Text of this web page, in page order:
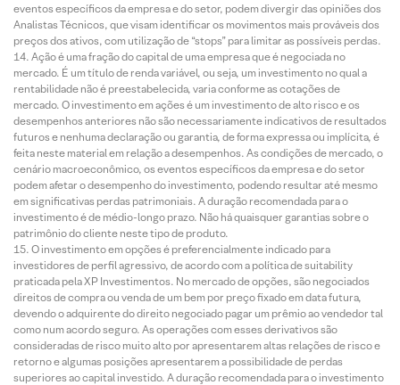
eventos específicos da empresa e do setor, podem divergir das opiniões dos
Analistas Técnicos, que visam identificar os movimentos mais prováveis dos
preços dos ativos, com utilização de “stops” para limitar as possíveis perdas.
Ação é uma fração do capital de uma empresa que é negociada no
mercado. É um título de renda variável, ou seja, um investimento no qual a
rentabilidade não é preestabelecida, varia conforme as cotações de
mercado. O investimento em ações é um investimento de alto risco e os
desempenhos anteriores não são necessariamente indicativos de resultados
futuros e nenhuma declaração ou garantia, de forma expressa ou implícita, é
feita neste material em relação a desempenhos. As condições de mercado, o
cenário macroeconômico, os eventos específicos da empresa e do setor
podem afetar o desempenho do investimento, podendo resultar até mesmo
em significativas perdas patrimoniais. A duração recomendada para o
investimento é de médio-longo prazo. Não há quaisquer garantias sobre o
patrimônio do cliente neste tipo de produto.
O investimento em opções é preferencialmente indicado para
investidores de perfil agressivo, de acordo com a política de suitability
praticada pela XP Investimentos. No mercado de opções, são negociados
direitos de compra ou venda de um bem por preço fixado em data futura,
devendo o adquirente do direito negociado pagar um prêmio ao vendedor tal
como num acordo seguro. As operações com esses derivativos são
consideradas de risco muito alto por apresentarem altas relações de risco e
retorno e algumas posições apresentarem a possibilidade de perdas
superiores ao capital investido. A duração recomendada para o investimento